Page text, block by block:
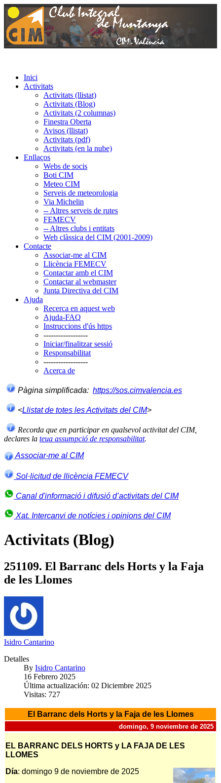
Inici
Activitats
Activitats (llistat)
Activitats (Blog)
Activitats (2 columnas)
Finestra Oberta
Avisos (llistat)
Activitats (pdf)
Activitats (en la nube)
Enllaços
Webs de socis
Boti CIM
Meteo CIM
Serveis de meteorologia
Via Michelin
-- Altres serveis de rutes
FEMECV
-- Altres clubs i entitats
Web clàssica del CIM (2001-2009)
Contacte
Associar-me al CIM
Llicència FEMECV
Contactar amb el CIM
Contactar al webmaster
Junta Directiva del CIM
Ajuda
Recerca en aquest web
Ajuda-FAQ
Instruccions d'ús https
------------------
Iniciar/finalitzar sessió
Responsabilitat
------------------
Acerca de
Pàgina simplificada: https://sos.cimvalencia.es
<Llistat de totes les Activitats del CIM>
Recorda que en participar en qualsevol activitat del CIM,
declares la teua assumpció de responsabilitat.
Associar-me al CIM
Sol·licitud de llicència FEMECV
Canal d'informació i difusió d’activitats del CIM
Xat. Intercanvi de notícies i opinions del CIM
Activitats (Blog)
251109. El Barranc dels Horts y la Faja
de les Llomes
Isidro Cantarino
Detalles
By Isidro Cantarino
16 Febrero 2025
Última actualización: 02 Diciembre 2025
Visitas: 727
El Barranc dels Horts y la Faja de les Llomes
domingo, 9 noviembre de 2025
EL BARRANC DELS HORTS y LA FAJA DE LES
LLOMES
Día: domingo 9 de noviembre de 2025